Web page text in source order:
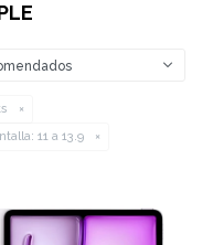
11 a 13.9